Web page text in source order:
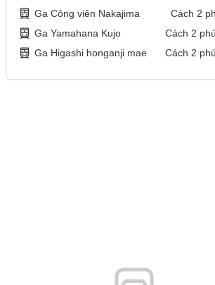
Ga Công viên Nakajima Cách 2
Ga Yamahana Kujo
Cách 2
Ga Higashi honganji mae
Cách 2